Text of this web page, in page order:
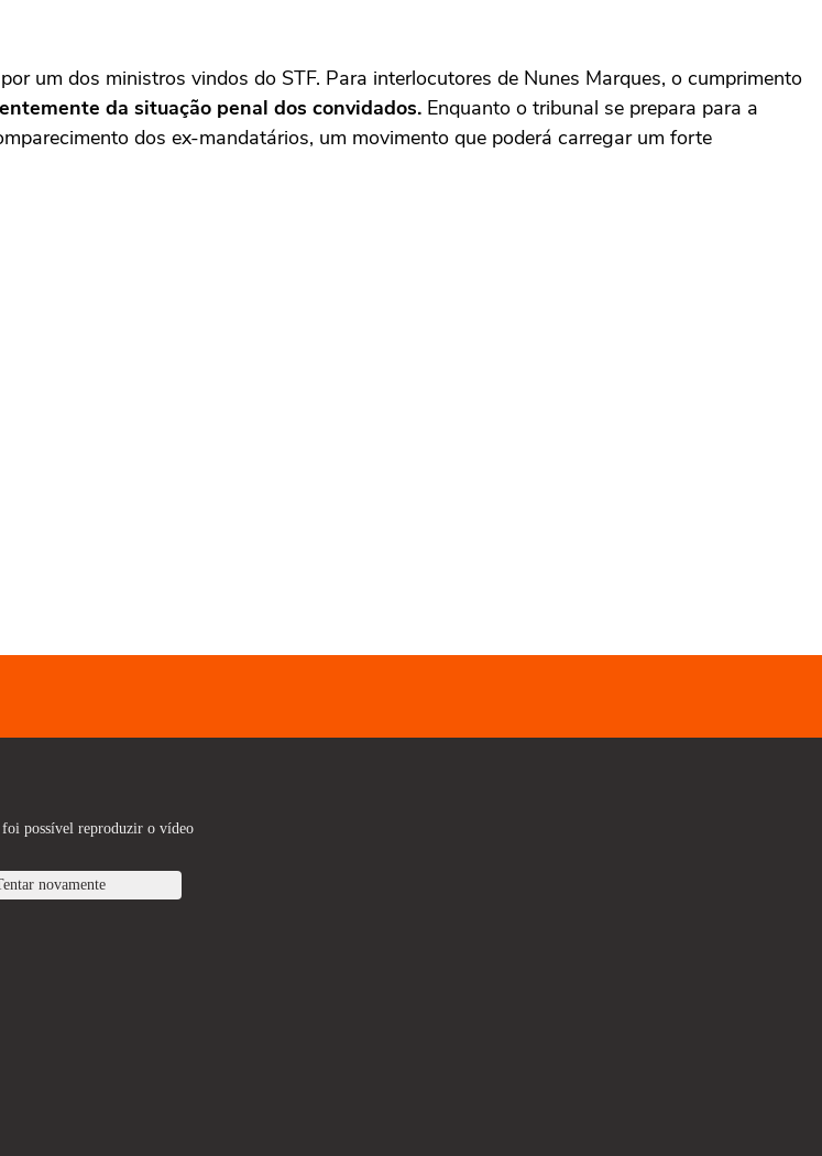
um dos ministros vindos do STF. Para interlocutores de Nunes Marques, o cumprimento
da situação penal dos convidados. Enquanto o tribunal se prepara para a
dos ex-mandatários, um movimento que poderá carregar um forte